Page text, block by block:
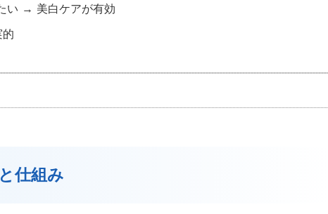
い → 美白ケアが有効
仕組み